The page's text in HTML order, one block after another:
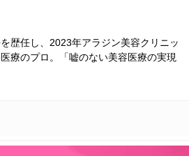
歴任し、2023年アラジン美容クリニッ
療のプロ。「嘘のない美容医療の実現